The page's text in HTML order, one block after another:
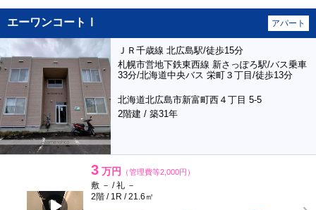
エーワンコートⅠ アパート
ＪＲ千歳線 北広島駅/徒歩15分
札幌市営地下鉄東西線 新さっぽろ駅/バス乗車
33分/北海道中央バス 栄町３丁目/徒歩13分
北海道北広島市新富町西４丁目 5-5
2階建 / 築31年
3 万円 （管理費等2,000円）
敷 － / 礼 －
2階 / 1R / 21.6㎡